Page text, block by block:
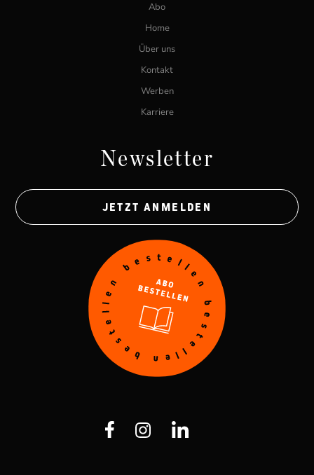
Abo
Home
Über uns
Kontakt
Werben
Karriere
Newsletter
JETZT ANMELDEN